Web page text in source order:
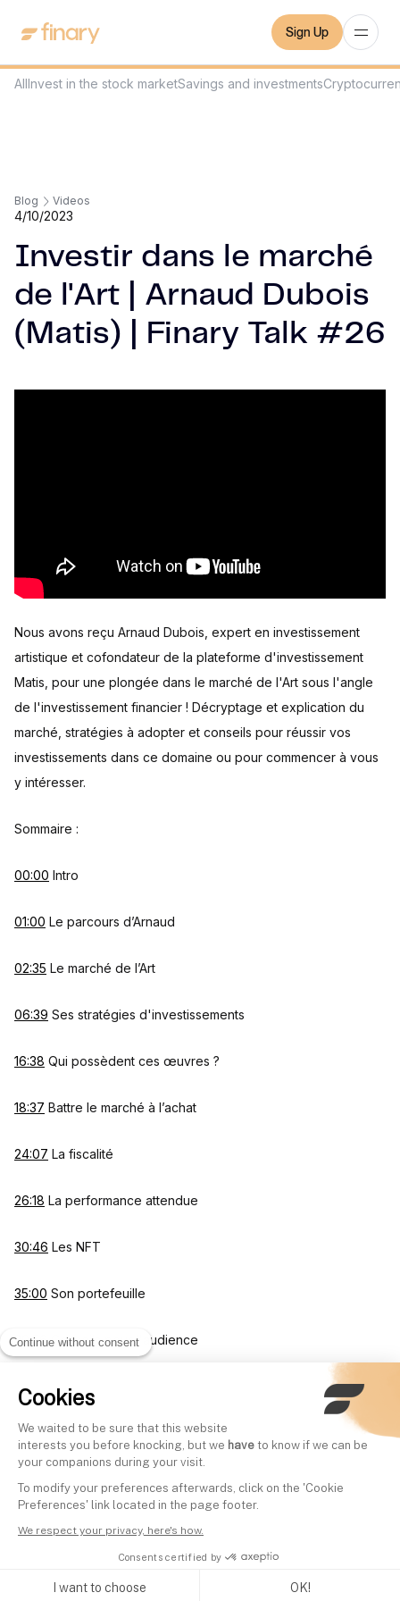
Continue without consent
Cookies
We waited to be sure that this website
interests you before knocking, but we have to know if we can be
your companions during your visit.
To modify your preferences afterwards, click on the 'Cookie
Preferences' link located in the page footer.
We respect your privacy, here's how.
Consents certified by
I want to choose OK!
Sign Up
AllInvest in the stock marketSavings and investments
Blog Videos
4/10/2023
Investir dans le marché
de l'Art | Arnaud Dubois
(Matis) | Finary Talk #26
Nous avons reçu Arnaud Dubois, expert en investissement
artistique et cofondateur de la plateforme d'investissement
Matis, pour une plongée dans le marché de l'Art sous l'angle
de l'investissement financier ! Décryptage et explication du
marché, stratégies à adopter et conseils pour réussir vos
investissements dans ce domaine ou pour commencer à vous
y intéresser.
Sommaire :
00:00 Intro
01:00 Le parcours d’Arnaud
02:35 Le marché de l’Art
06:39 Ses stratégies d'investissements
16:38 Qui possèdent ces œuvres ?
18:37 Battre le marché à l’achat
24:07 La fiscalité
26:18 La performance attendue
30:46 Les NFT
35:00 Son portefeuille
39:56Conseils pour l'audience
Les secrets d'investissement
des milliardaires - Finary Talk
#16 avec Matthieu Broquere
SCPI en 2025 :
investir dans cette
Written by